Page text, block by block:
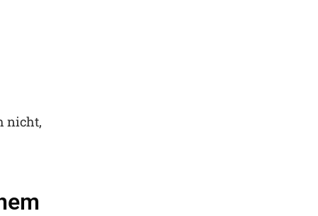
nicht,